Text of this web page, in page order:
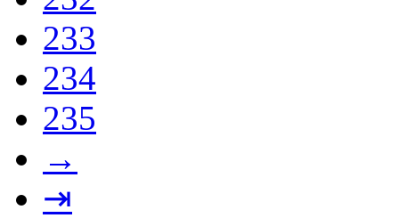
233
234
235
→
⇥